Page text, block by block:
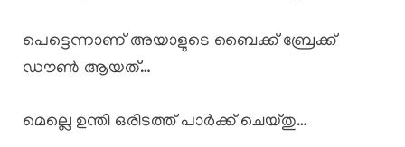
പെട്ടെന്നാണ് അയാളുടെ ബൈക്ക് ബ്രേക്ക്
ഡൗൺ ആയത്…
മെല്ലെ ഉന്തി ഒരിടത്ത് പാർക്ക് ചെയ്തു…